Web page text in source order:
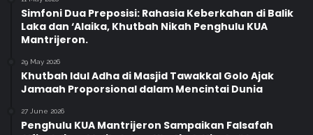
Simfoni Dua Preposisi: Rahasia Keberkahan di Balik
Laka dan ‘Alaika, Khutbah Nikah Penghulu KUA
Mantrijeron.
29 May 2026
Khutbah Idul Adha di Masjid Tawakkal Golo Ajak
Jamaah Proporsional dalam Mencintai Dunia
27 June 2026
Penghulu KUA Mantrijeron Sampaikan Falsafah